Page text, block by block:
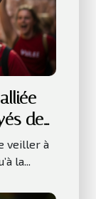
de
veiller à
la...